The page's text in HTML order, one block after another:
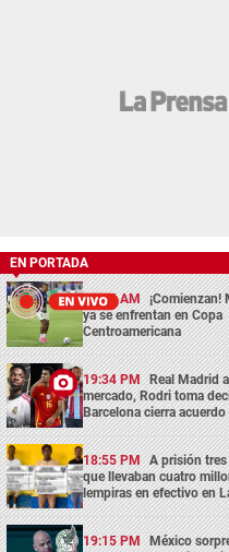
EN PORTADA
11:45 AM ¡Comienzan!
ya se enfrentan en Copa
Centroamericana
19:34 PM Real Madrid
mercado, Rodri toma
Barcelona cierra acuerdo
18:55 PM A prisión
que llevaban cuatro
lempiras en efectivo en
19:15 PM México